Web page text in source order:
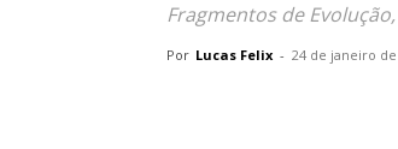
Fragmentos de
Por Lucas Felix - 24 de janeiro de